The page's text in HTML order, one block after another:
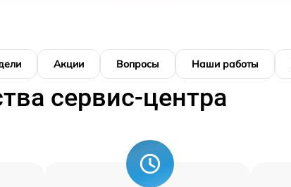
Акции Вопросы Наши работы
сервис-центра